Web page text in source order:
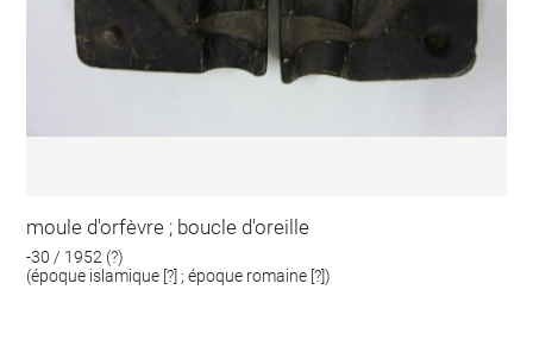
moule d'orfèvre ; boucle d'oreille
-30 / 1952 (?)
(époque islamique [?] ; époque romaine [?])